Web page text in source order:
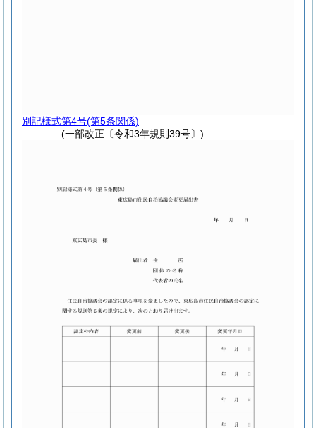
別記様式第4号(第5条関係)
(一部改正〔令和3年規則39号〕)